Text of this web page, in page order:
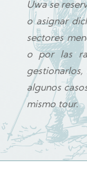
Uwa se
o asignar
sectores
o por las
gestionarlos,
algunos
mismo tour.